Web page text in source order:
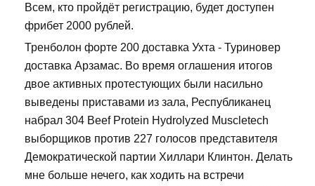
Всем, кто пройдёт регистрацию, будет доступен
фрибет 2000 рублей.
Тренболон форте 200 доставка Ухта - Туриновер
доставка Арзамас. Во время оглашения итогов
двое активных протестующих были насильно
выведены приставами из зала, Республиканец
набрал 304 Beef Protein Hydrolyzed Muscletech
выборщиков против 227 голосов представителя
Демократической партии Хиллари Клинтон. Делать
мне больше нечего, как ходить на встречи